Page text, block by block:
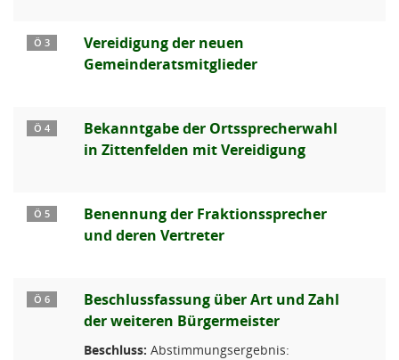
Ö 3
Vereidigung der neuen
Gemeinderatsmitglieder
Ö 4
Bekanntgabe der Ortssprecherwahl
in Zittenfelden mit Vereidigung
Ö 5
Benennung der Fraktionssprecher
und deren Vertreter
Ö 6
Beschlussfassung über Art und Zahl
der weiteren Bürgermeister
Beschluss: Abstimmungsergebnis: